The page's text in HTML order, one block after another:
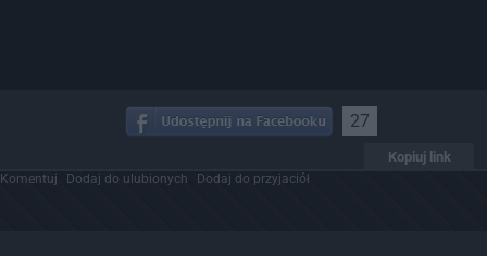
27
Kopiuj link
Komentuj Dodaj do ulubionych Dodaj do przyjaciół